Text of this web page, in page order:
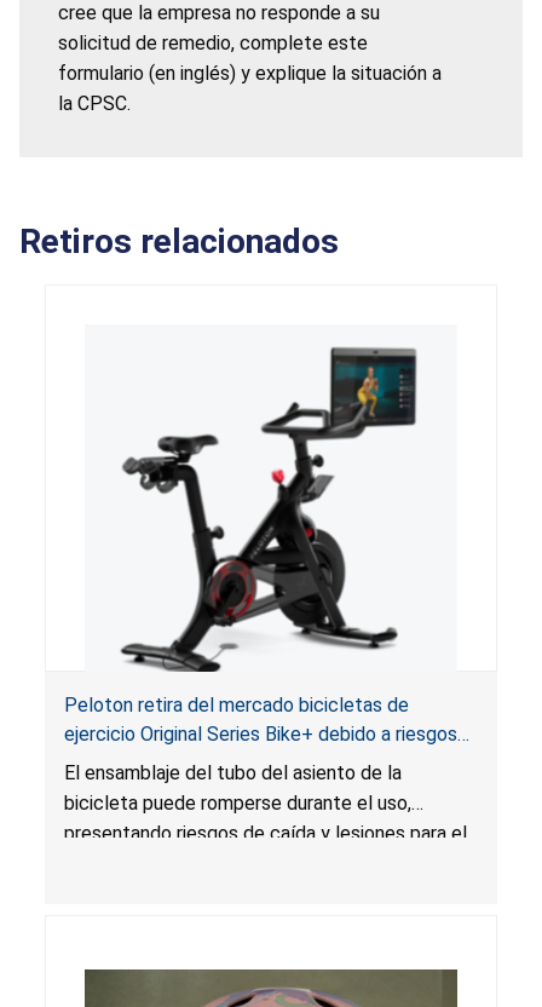
cree que la empresa no responde a su
solicitud de remedio, complete este
formulario (en inglés) y explique la situación a
la CPSC.
Retiros relacionados
Peloton retira del mercado bicicletas de
ejercicio Original Series Bike+ debido a riesgos
de caída y lesiones
El ensamblaje del tubo del asiento de la
bicicleta puede romperse durante el uso,
presentando riesgos de caída y lesiones para el